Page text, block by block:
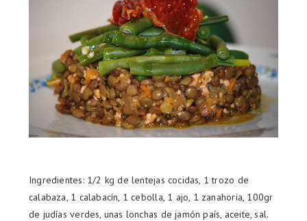
Ingredientes: 1/2 kg de lentejas cocidas, 1 trozo de
calabaza, 1 calabacín, 1 cebolla, 1 ajo, 1 zanahoria, 100gr
de judías verdes, unas lonchas de jamón país, aceite, sal.